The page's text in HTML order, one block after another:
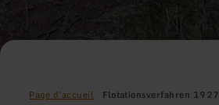
Page d'accueil Flotationsverfahren 1927